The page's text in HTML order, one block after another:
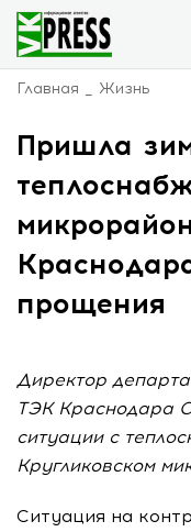
Главная Жизнь
Пришла
прощения
Директор
ТЭК Краснодара
ситуации с
Кругликовском
Ситуация на